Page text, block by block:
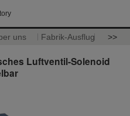
uns Fabrik-Ausflug >>
Luftventil-Solenoid